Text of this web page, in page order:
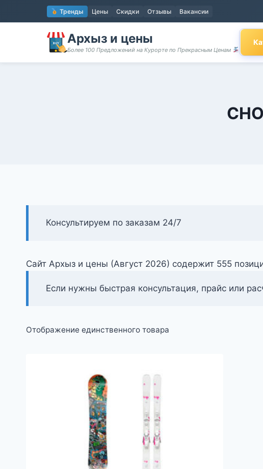
к
содержимому
Тренды Цены Скидки Отзывы Вакансии
Архыз и цены
Более 100 Предложений на Курорте по Прекрасным Ценам
Консультируем по заказам 24/7
Сайт Архыз и цены (Август 2026) содержит 555
Если нужны быстрая консультация, прайс или
Отображение единственного товара